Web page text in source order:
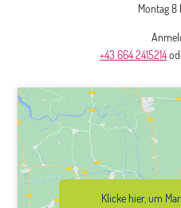
Montag 8
+43 664 2415214
Klicke hier, um